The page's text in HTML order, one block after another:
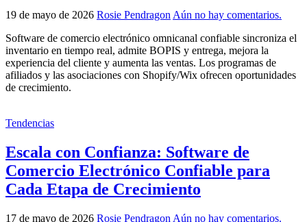
19 de mayo de 2026 Rosie Pendragon Aún no hay comentarios.
Software de comercio electrónico omnicanal confiable sincroniza el
inventario en tiempo real, admite BOPIS y entrega, mejora la
experiencia del cliente y aumenta las ventas. Los programas de
afiliados y las asociaciones con Shopify/Wix ofrecen oportunidades
de crecimiento.
Tendencias
Escala con Confianza: Software de
Comercio Electrónico Confiable para
Cada Etapa de Crecimiento
17 de mayo de 2026 Rosie Pendragon Aún no hay comentarios.